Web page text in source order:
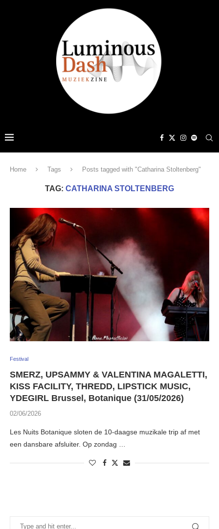
Home Tags Posts tagged with "Catharina Stoltenberg"
TAG: CATHARINA STOLTENBERG
Festival
SMERZ, UPSAMMY & VALENTINA MAGALETTI,
KISS FACILITY, THREDD, LIPSTICK MUSIC,
YDEGIRL Brussel, Botanique (31/05/2026)
02/06/2026
Les Nuits Botanique sloten de 10-daagse muzikale trip af met
een dansbare afsluiter. Op zondag …